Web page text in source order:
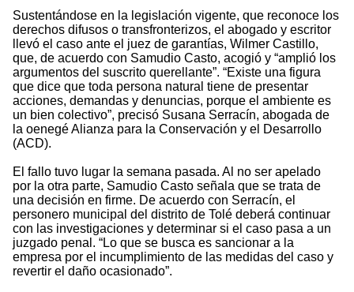
Sustentándose en la legislación vigente, que reconoce los
derechos difusos o transfronterizos, el abogado y escritor
llevó el caso ante el juez de garantías, Wilmer Castillo,
que, de acuerdo con Samudio Casto, acogió y “amplió los
argumentos del suscrito querellante”. “Existe una figura
que dice que toda persona natural tiene de presentar
acciones, demandas y denuncias, porque el ambiente es
un bien colectivo”, precisó Susana Serracín, abogada de
la oenegé Alianza para la Conservación y el Desarrollo
(ACD).
El fallo tuvo lugar la semana pasada. Al no ser apelado
por la otra parte, Samudio Casto señala que se trata de
una decisión en firme. De acuerdo con Serracín, el
personero municipal del distrito de Tolé deberá continuar
con las investigaciones y determinar si el caso pasa a un
juzgado penal. “Lo que se busca es sancionar a la
empresa por el incumplimiento de las medidas del caso y
revertir el daño ocasionado”.